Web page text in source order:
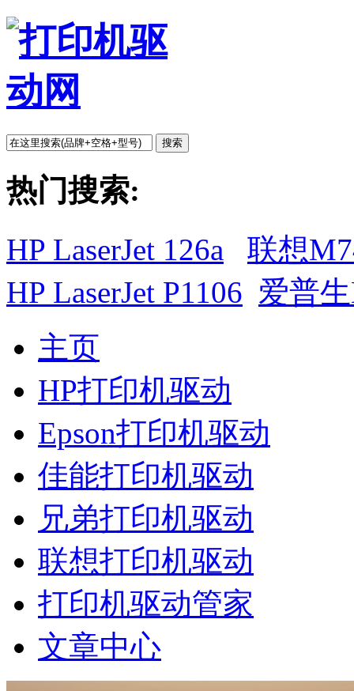
搜索
热门搜索:
HP LaserJet 126a
联想
HP LaserJet P1106 爱普
主页
HP打印机驱动
Epson打印机驱动
佳能打印机驱动
兄弟打印机驱动
联想打印机驱动
打印机驱动管家
文章中心